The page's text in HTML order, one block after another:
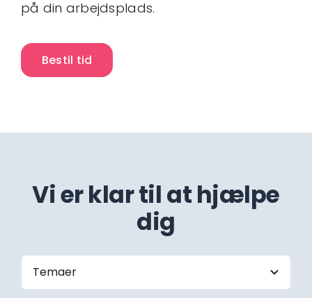
på din arbejdsplads.
Bestil tid
Vi er klar til at hjælpe
dig